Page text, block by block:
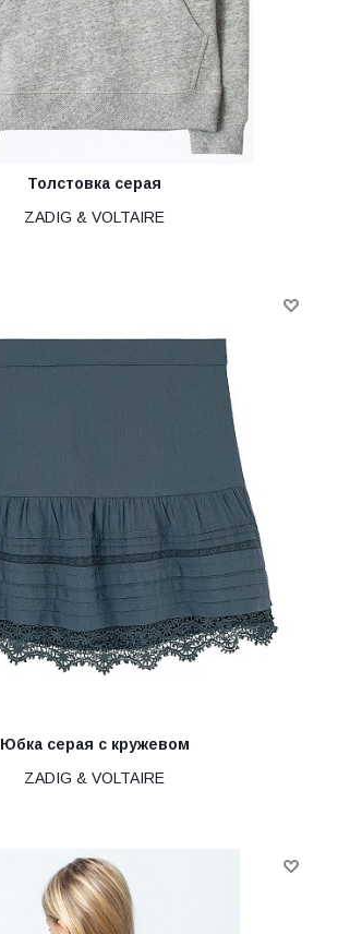
Толстовка серая
ZADIG & VOLTAIRE
Юбка серая с кружевом
ZADIG & VOLTAIRE